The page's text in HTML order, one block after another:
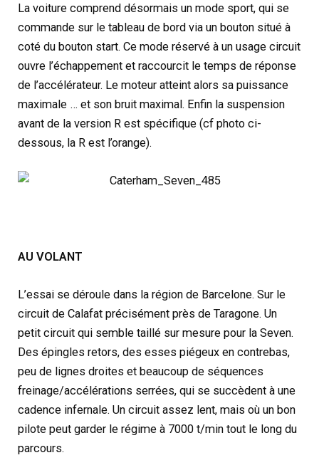
La voiture comprend désormais un mode sport, qui se
commande sur le tableau de bord via un bouton situé à
coté du bouton start. Ce mode réservé à un usage circuit
ouvre l’échappement et raccourcit le temps de réponse
de l’accélérateur. Le moteur atteint alors sa puissance
maximale … et son bruit maximal. Enfin la suspension
avant de la version R est spécifique (cf photo ci-
dessous, la R est l’orange).
AU VOLANT
L’essai se déroule dans la région de Barcelone. Sur le
circuit de Calafat précisément près de Taragone. Un
petit circuit qui semble taillé sur mesure pour la Seven.
Des épingles retors, des esses piégeux en contrebas,
peu de lignes droites et beaucoup de séquences
freinage/accélérations serrées, qui se succèdent à une
cadence infernale. Un circuit assez lent, mais où un bon
pilote peut garder le régime à 7000 t/min tout le long du
parcours.